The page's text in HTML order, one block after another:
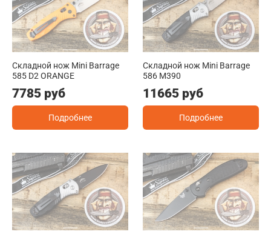
Складной нож Mini Barrage
585 D2 ORANGE
7785 руб
Подробнее
Складной нож Mini Barrage
586 M390
11665 руб
Подробнее